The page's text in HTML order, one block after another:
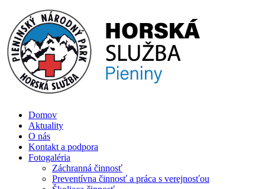
content
Číslo záchrannej služby: 0907 111 195
Domov
Aktuality
O nás
Kontakt a podpora
Fotogaléria
Záchranná činnosť
Preventívna činnosť a práca s verejnosťou